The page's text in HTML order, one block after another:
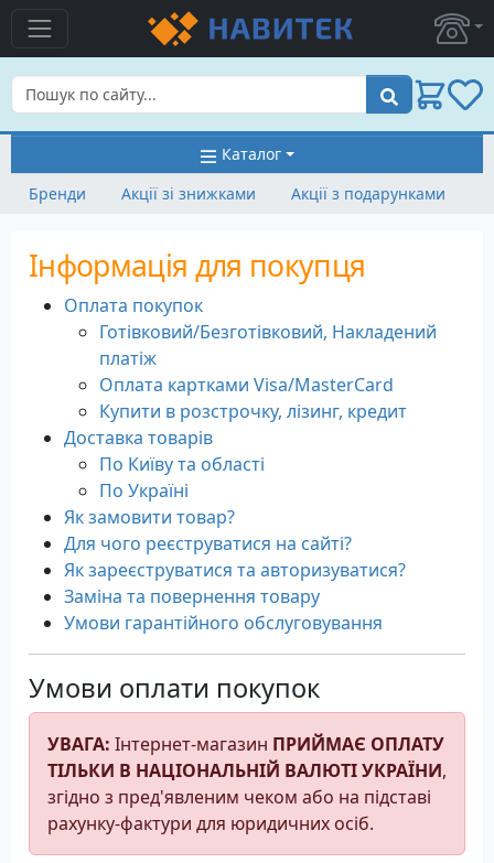
Пошук
Каталог
Бренди
Акції зі знижками Акції з подарунками
Інформація для покупця
Оплата покупок
Готівковий/Безготівковий, Накладений
платіж
Оплата картками Visa/MasterCard
Купити в розстрочку, лізинг, кредит
Доставка товарів
По Київу та області
По Україні
Як замовити товар?
Для чого реєструватися на сайті?
Як зареєструватися та авторизуватися?
Заміна та повернення товару
Умови гарантійного обслуговування
Умови оплати покупок
УВАГА: Інтернет-магазин ПРИЙМАЄ ОПЛАТУ
ТІЛЬКИ В НАЦІОНАЛЬНІЙ ВАЛЮТІ УКРАЇНИ,
згідно з пред'явленим чеком або на підставі
рахунку-фактури для юридичних осіб.